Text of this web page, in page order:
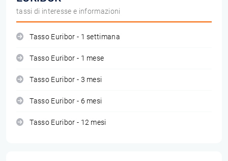
tassi di interesse e informazioni
Tasso Euribor - 1 settimana
Tasso Euribor - 1 mese
Tasso Euribor - 3 mesi
Tasso Euribor - 6 mesi
Tasso Euribor - 12 mesi